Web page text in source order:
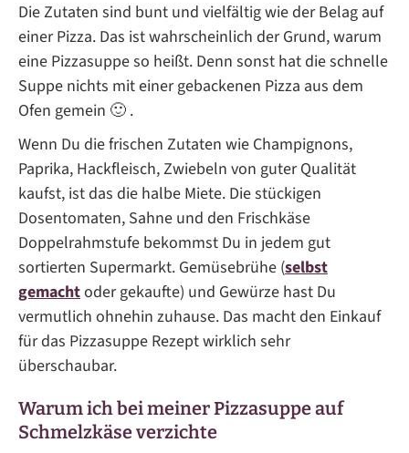
Die Zutaten sind bunt und vielfältig wie der Belag auf
einer Pizza. Das ist wahrscheinlich der Grund, warum
eine Pizzasuppe so heißt. Denn sonst hat die schnelle
Suppe nichts mit einer gebackenen Pizza aus dem
Ofen gemein 🙂 .
Wenn Du die frischen Zutaten wie Champignons,
Paprika, Hackfleisch, Zwiebeln von guter Qualität
kaufst, ist das die halbe Miete. Die stückigen
Dosentomaten, Sahne und den Frischkäse
Doppelrahmstufe bekommst Du in jedem gut
sortierten Supermarkt. Gemüsebrühe (selbst
gemachtoder gekaufte) und Gewürze hast Du
vermutlich ohnehin zuhause. Das macht den Einkauf
für das Pizzasuppe Rezept wirklich sehr
überschaubar.
Warum ich bei meiner Pizzasuppe auf
Schmelzkäse verzichte